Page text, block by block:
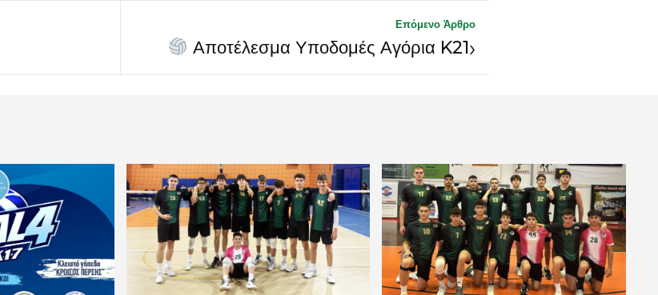
Επόμενο Άρθρο
›
Αποτέλεσμα Υποδομές Αγόρια K21